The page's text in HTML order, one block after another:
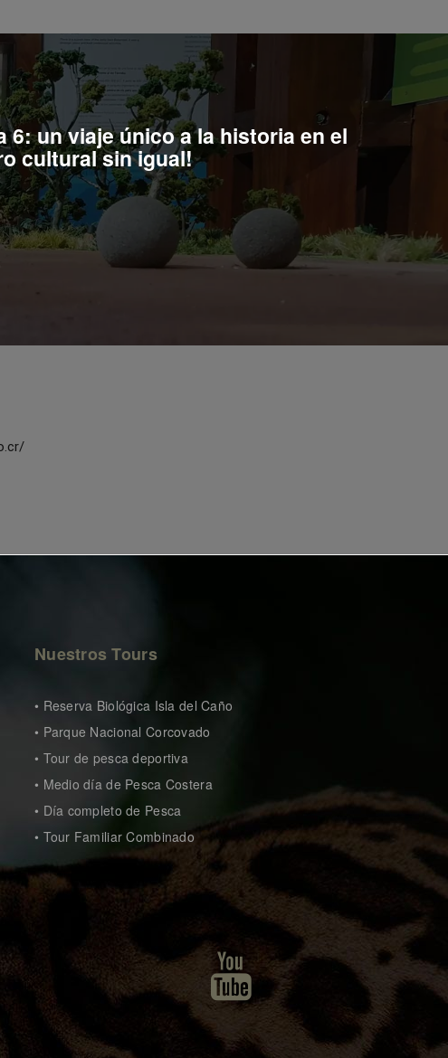
un viaje único a la historia en el
cultural sin igual!
Nuestros Tours
• Reserva Biológica Isla del Caño
• Parque Nacional Corcovado
• Tour de pesca deportiva
• Medio día de Pesca Costera
• Día completo de Pesca
• Tour Familiar Combinado